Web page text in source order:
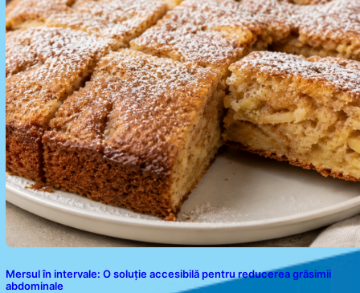
Mersul în intervale: O soluție accesibilă pentru reducerea grăsimii
abdominale